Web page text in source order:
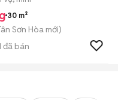
30 m²
Sơn Hòa mới)
đã bán